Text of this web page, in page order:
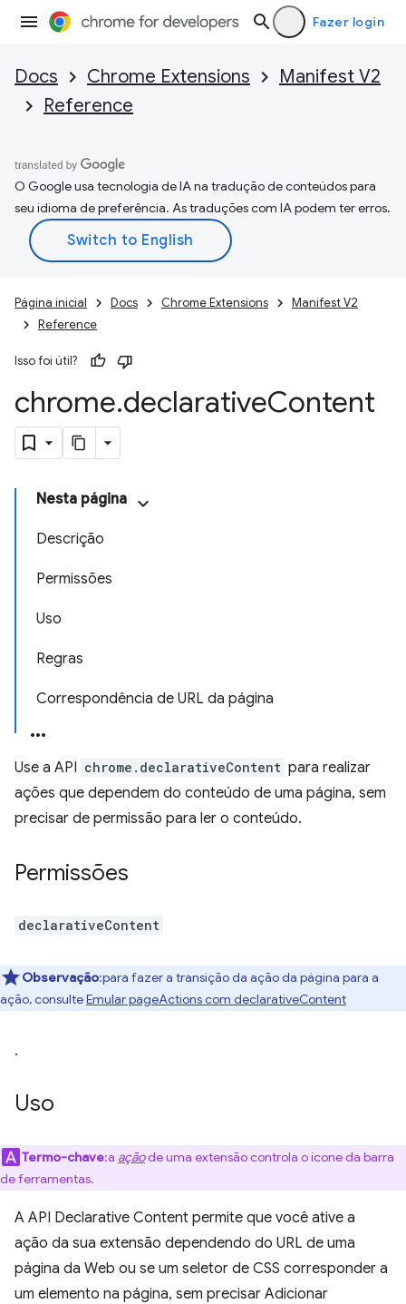
Fazer login
Docs Chrome Extensions
Manifest V2
Reference
O Google usa tecnologia de IA na tradução de conteúdos para
seu idioma de preferência. As traduções com IA podem ter erros.
Página inicial Docs Chrome Extensions
Manifest V2
Reference
Isso foi útil?
chrome.declarativeContent
Nesta página
Descrição
Permissões
Uso
Regras
Correspondência de URL da página
Use a API chrome.declarativeContent para realizar
ações que dependem do conteúdo de uma página, sem
precisar de permissão para ler o conteúdo.
Permissões
declarativeContent
Observação:para fazer a transição da ação da página para a
ação, consulteEmular pageActions com declarativeContent
.
Uso
Termo-chave:a açãode uma extensão controla o ícone da barra
de ferramentas.
A API Declarative Content permite que você ative a
ação da sua extensão dependendo do URL de uma
página da Web ou se um seletor de CSS corresponder a
um elemento na página, sem precisar Adicionar